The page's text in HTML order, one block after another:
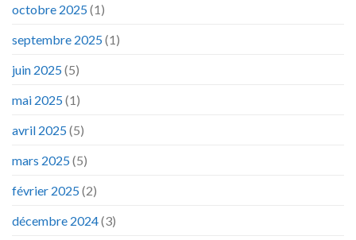
octobre 2025(1)
septembre 2025(1)
juin 2025(5)
mai 2025(1)
avril 2025(5)
mars 2025(5)
février 2025(2)
décembre 2024(3)